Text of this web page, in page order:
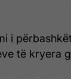
i
të kryera